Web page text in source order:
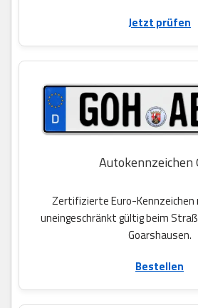
Jetzt prüfen
Autokennzeichen
Zertifizierte Euro-Kennzeichen
uneingeschränkt gültig beim
Goarshausen.
Bestellen